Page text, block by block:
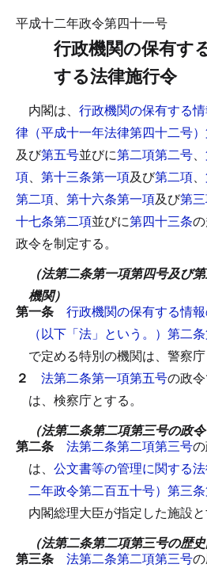
平成十二年政令第四十一号
行政機関の保有す
する法律施行令
内閣は、 行政機関の保有する
律（平成十一年法律第四十二号
及び第五号並びに第二項第二号、
項、 第十三条第一項及び第二項、
第二項、 第十六条第一項及び第
十七条第二項並びに第四十三条
政令を制定する。
（法第二条第一項第四号及び
機関）
第一条 行政機関の保有する情
（以下「法」という。）第二
で定める特別の機関は、警察庁
２ 法第二条第一項第五号の政
は、検察庁とする。
（法第二条第二項第三号の政
第二条 法第二条第二項第三号
は、 公文書等の管理に関する
二年政令第二百五十号）第三
内閣総理大臣が指定した施設と
（法第二条第二項第三号の歴
第三条 法第二条第二項第三号